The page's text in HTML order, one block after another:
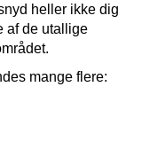
heller ikke dig
af de utallige
mange flere: